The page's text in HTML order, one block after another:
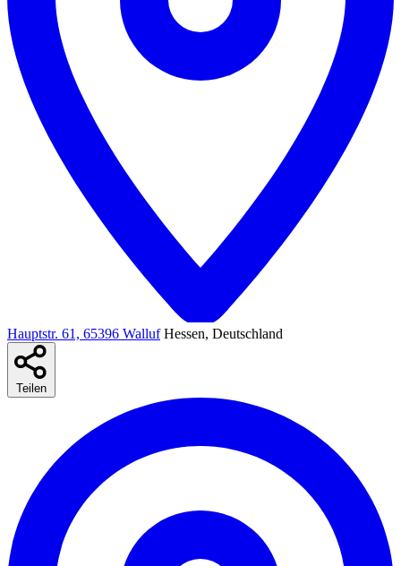
Hauptstr. 61, 65396 Walluf Hessen, Deutschland
Teilen